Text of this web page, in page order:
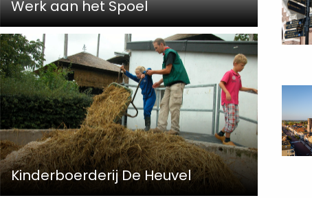
Werk aan het Spoel
Kinderboerderij De Heuvel
about
Read
more
about